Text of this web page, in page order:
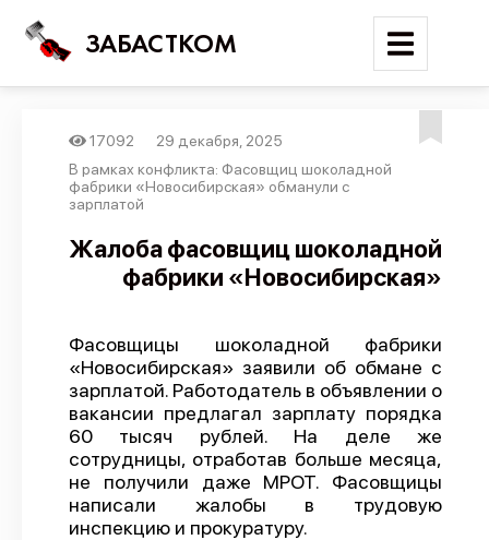
ЗАБАСТКОМ
Войти
Новости
Трудовые конфликты
Отчеты
Предложить публикацию
Справочник
API
О проекте
17092
29 декабря, 2025
В рамках конфликта: Фасовщиц шоколадной
фабрики «Новосибирская» обманули с
зарплатой
Жалоба фасовщиц шоколадной
фабрики «Новосибирская»
Фасовщицы шоколадной фабрики
«Новосибирская» заявили об обмане с
зарплатой. Работодатель в объявлении о
вакансии предлагал зарплату порядка
60 тысяч рублей. На деле же
сотрудницы, отработав больше месяца,
не получили даже МРОТ. Фасовщицы
написали жалобы в трудовую
инспекцию и прокуратуру.